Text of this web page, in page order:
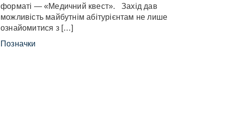
форматі — «Медичний квест». Захід дав
можливість майбутнім абітурієнтам не лише
ознайомитися з […]
Позначки